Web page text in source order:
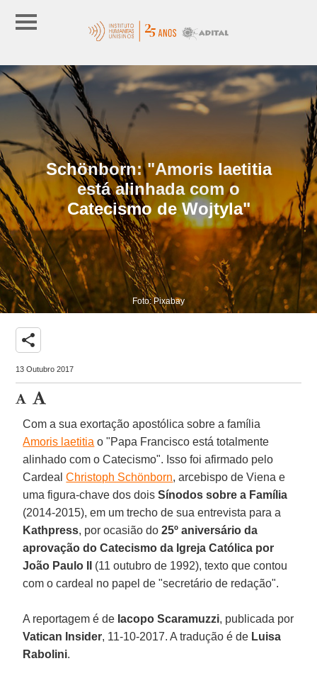
Schönborn: "Amoris laetitia
está alinhada com o
Catecismo de Wojtyla"
Foto: Pixabay
share
13 Outubro 2017
Com a sua exortação apostólica sobre a família
Amoris laetitia o "Papa Francisco está totalmente
alinhado com o Catecismo". Isso foi afirmado pelo
CardealChristoph Schönborn, arcebispo de Viena e
uma figura-chave dos doisSínodos sobre a Família
(2014-2015), em um trecho de sua entrevista para a
Kathpress, por ocasião do25º aniversário da
aprovação do Catecismo da Igreja Católica por
João Paulo II
(11 outubro de 1992), texto que contou
com o cardeal no papel de "secretário de redação".
A reportagem é de Iacopo Scaramuzzi, publicada por
Vatican Insider, 11-10-2017. A tradução é de Luisa
Rabolini.